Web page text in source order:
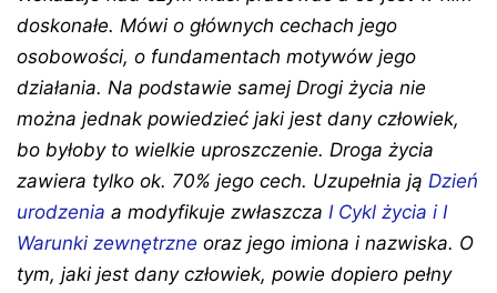
doskonałe. Mówi o głównych cechach jego
osobowości, o fundamentach motywów jego
działania. Na podstawie samej Drogi życia nie
można jednak powiedzieć jaki jest dany człowiek,
bo byłoby to wielkie uproszczenie. Droga życia
zawiera tylko ok. 70% jego cech. Uzupełnia ją Dzień
urodzenia a modyfikuje zwłaszcza I Cykl życia i I
Warunki zewnętrzne oraz jego imiona i nazwiska. O
tym, jaki jest dany człowiek, powie dopiero pełny